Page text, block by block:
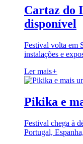
Cartaz do
disponível
Festival volta em
instalações e
Ler mais+
Pikika e
Festival chega à
Portugal,